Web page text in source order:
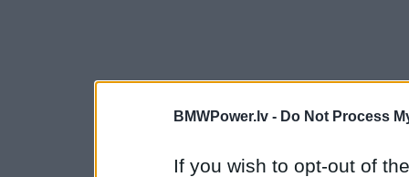
BMWPower.lv - Do Not Process
If you wish to opt-out of